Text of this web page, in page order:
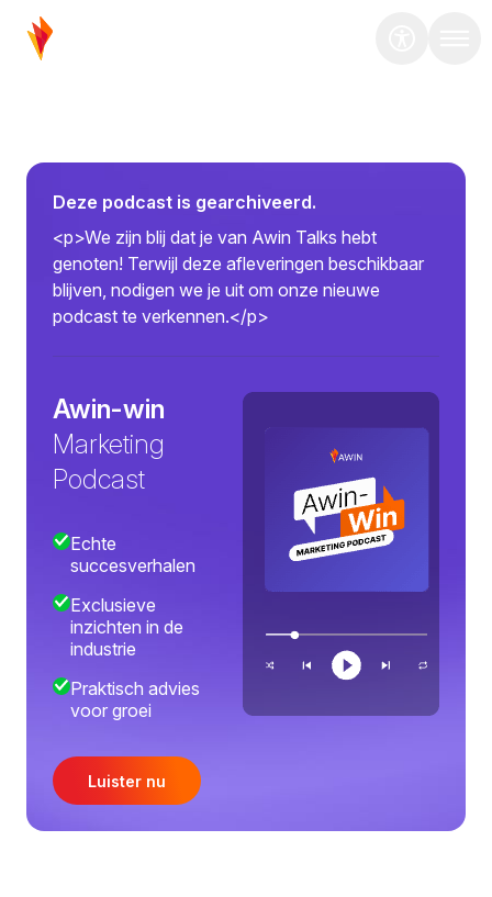
Deze podcast is gearchiveerd.
<p>We zijn blij dat je van Awin Talks hebt
genoten! Terwijl deze afleveringen beschikbaar
blijven, nodigen we je uit om onze nieuwe
podcast te verkennen.</p>
Awin-win
Marketing
Podcast
Echte
succesverhalen
Exclusieve
inzichten in de
industrie
Praktisch advies
voor groei
Luister nu